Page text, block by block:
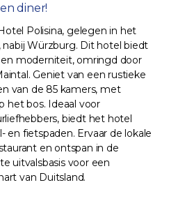
diner!
Polisina, gelegen in het
Würzburg. Dit hotel biedt
moderniteit, omringd door
Geniet van een rustieke
van de 85 kamers, met
het bos. Ideaal voor
biedt het hotel
fietspaden. Ervaar de lokale
en ontspan in de
uitvalsbasis voor een
van Duitsland.